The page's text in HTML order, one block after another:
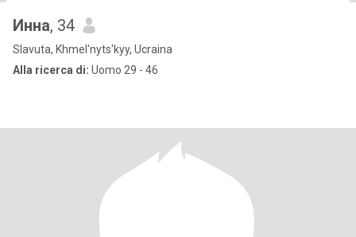
Инна, 34
Slavuta, Khmel'nyts'kyy, Ucraina
Alla ricerca di: Uomo 29 - 46